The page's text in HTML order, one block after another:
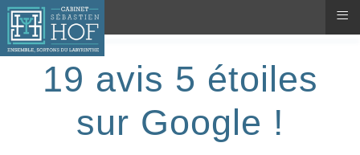
19 avis 5 étoiles
sur Google !
≡